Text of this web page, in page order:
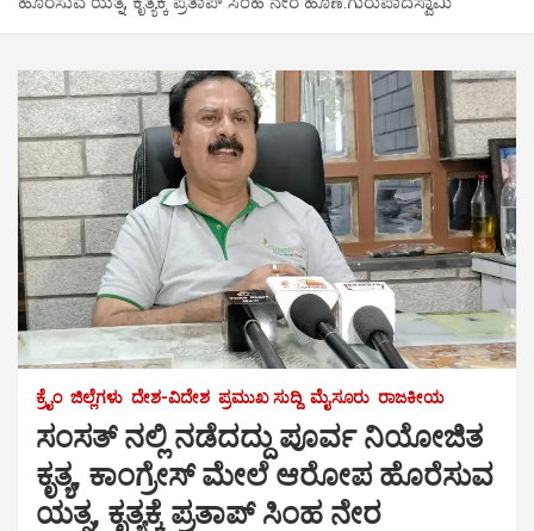
ಕ್ರೈಂ ಜಿಲ್ಲೆಗಳು ದೇಶ-ವಿದೇಶ ಪ್ರಮುಖ ಸುದ್ದಿ ಮೈಸೂರು ರಾಜಕೀಯ
ಸಂಸತ್ ನಲ್ಲಿ ನಡೆದದ್ದು ಪೂರ್ವ ನಿಯೋಜಿತ
ಕೃತ್ಯ, ಕಾಂಗ್ರೇಸ್ ಮೇಲೆ ಆರೋಪ ಹೊರೆಸುವ
ಯತ್ನ, ಕೃತ್ಯಕ್ಕೆ ಪ್ರತಾಪ್ ಸಿಂಹ ನೇರ